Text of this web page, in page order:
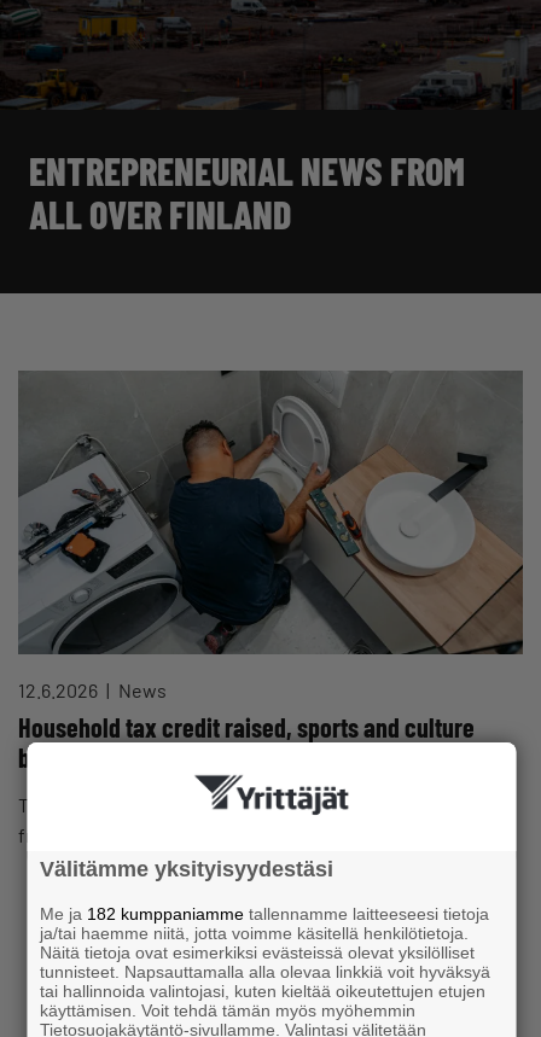
ENTREPRENEURIAL NEWS FROM
ALL OVER FINLAND
12.6.2026 News
Household tax credit raised, sports and culture
benefit increased
The maximum household tax credit will temporarily rise
from €1,600 to €2,100 this year and next year.
Insurance won’t cover drone damage to
your business
Välitämme yksityisyydestäsi
Me ja 182 kumppaniammetallennamme laitteeseesi tietoja
ja/tai haemme niitä, jotta voimme käsitellä henkilötietoja.
Näitä tietoja ovat esimerkiksi evästeissä olevat yksilölliset
tunnisteet. Napsauttamalla alla olevaa linkkiä voit hyväksyä
tai hallinnoida valintojasi, kuten kieltää oikeutettujen etujen
käyttämisen. Voit tehdä tämän myös myöhemmin
Tietosuojakäytäntö-sivullamme. Valintasi välitetään